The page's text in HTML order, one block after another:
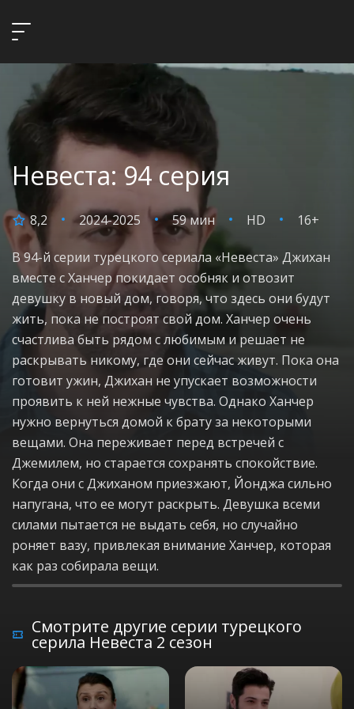
Невеста: 94 серия
8,2 2024-2025 59 мин HD 16+
В 94-й серии турецкого сериала «Невеста» Джихан
вместе с Ханчер покидает особняк и отвозит
девушку в новый дом, говоря, что здесь они будут
жить, пока не построят свой дом. Ханчер очень
счастлива быть рядом с любимым и решает не
раскрывать никому, где они сейчас живут. Пока она
готовит ужин, Джихан не упускает возможности
проявить к ней нежные чувства. Однако Ханчер
нужно вернуться домой к брату за некоторыми
вещами. Она переживает перед встречей с
Джемилем, но старается сохранять спокойствие.
Когда они с Джиханом приезжают, Йонджа сильно
напугана, что ее могут раскрыть. Девушка всеми
силами пытается не выдать себя, но случайно
роняет вазу, привлекая внимание Ханчер, которая
как раз собирала вещи.
Смотрите другие серии турецкого
серила Невеста 2 сезон